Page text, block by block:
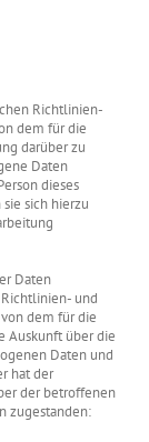
Richtlinien-
dem für die
darüber zu
Daten
dieses
sich hierzu
Daten
und
dem für die
Auskunft über die
Daten und
hat der
der betroffenen
zugestanden: